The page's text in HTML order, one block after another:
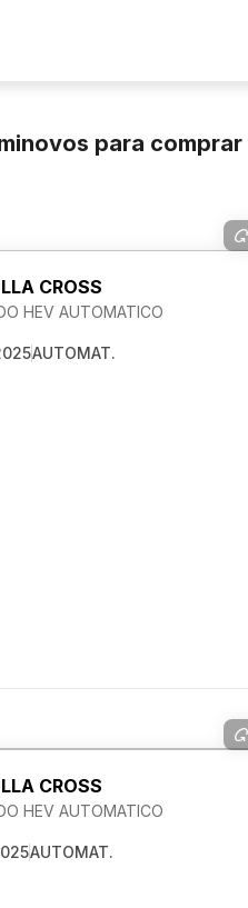
para comprar
CROSS
HEV AUTOMATICO
AUTOMAT.
CROSS
HEV AUTOMATICO
AUTOMAT.